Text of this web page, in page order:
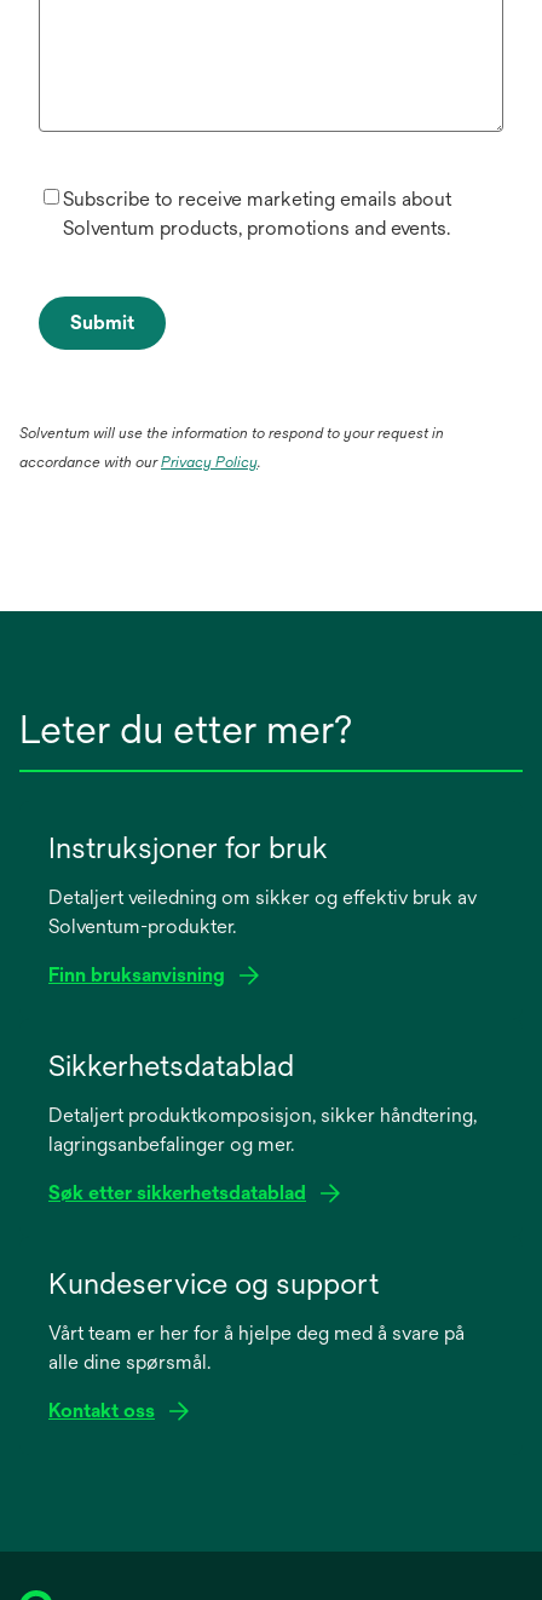
Subscribe to receive marketing emails about
Solventum products, promotions and events.
Submit
Solventum will use the information to respond to your request in
accordance with ourPrivacy Policy.
Leter du etter mer?
Instruksjoner for bruk
Detaljert veiledning om sikker og effektiv bruk av
Solventum-produkter.
Finn bruksanvisning
new
Sikkerhetsdatablad
Detaljert produktkomposisjon, sikker håndtering,
lagringsanbefalinger og mer.
Søk etter sikkerhetsdatablad
new
Kundeservice og support
Vårt team er her for å hjelpe deg med å svare på
alle dine spørsmål.
Kontakt oss